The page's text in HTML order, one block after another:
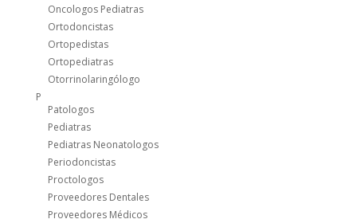
Oncologos Pediatras
Ortodoncistas
Ortopedistas
Ortopediatras
Otorrinolaringólogo
P
Patologos
Pediatras
Pediatras Neonatologos
Periodoncistas
Proctologos
Proveedores Dentales
Proveedores Médicos